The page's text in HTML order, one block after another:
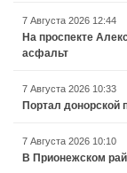
7 Августа 2026 12:44
На проспекте
асфальт
7 Августа 2026 10:33
Портал донорской
7 Августа 2026 10:10
В Прионежском